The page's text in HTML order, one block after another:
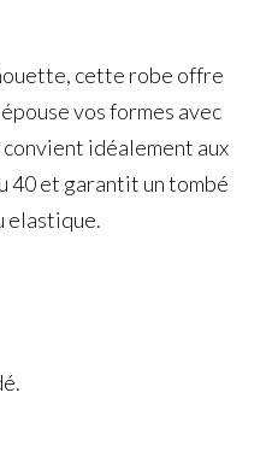
cette robe offre
vos formes avec
idéalement aux
40 et garantit un tombé
elastique.